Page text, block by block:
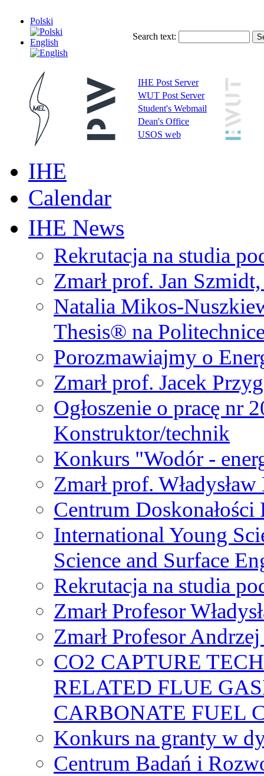
Polski
English
Search text:
IHE Post Server
WUT Post Server
Student's Webmail
Dean's Office
USOS web
IHE
Calendar
IHE News
Rekrutacja na studia
Zmarł prof. Jan
Natalia Mikos-
Thesis® na
Porozmawiajmy o
Zmarł prof. Jacek
Ogłoszenie o pracę nr
Konstruktor/technik
Konkurs "Wodór -
Zmarł prof.
Centrum
International Young
Science and Surface
Rekrutacja na studia
Zmarł Profesor
Zmarł Profesor
CO2 CAPTURE
RELATED FLUE
CARBONATE FUEL
Konkurs na granty w
Centrum Badań i